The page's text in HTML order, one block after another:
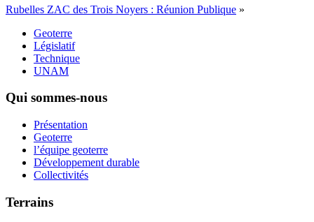
Rubelles ZAC des Trois Noyers : Réunion Publique »
Geoterre
Législatif
Technique
UNAM
Qui sommes-nous
Présentation
Geoterre
l’équipe geoterre
Développement durable
Collectivités
Terrains